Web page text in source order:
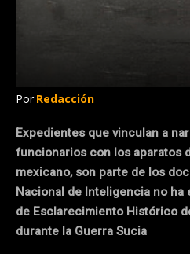
Por Redacción
Expedientes que vinculan a
funcionarios con los aparatos
mexicano, son parte de los
Nacional de Inteligencia no
de Esclarecimiento Histórico
durante la Guerra Sucia